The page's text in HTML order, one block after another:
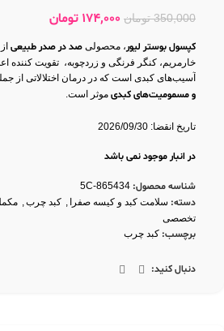
350,000 تومان 174,000 تومان
کپسول بوستر لیور ، محصولی صد در صدر طبیعی
خارمریم، کنگر فرنگی و زردچوبه، تقویت کننده
آسیب‌های کبدی است که در درمان اختلالاتی از
و مسمومیت‌های کبدی موثر است.
تاریخ انقضا: 2026/09/30
در انبار موجود نمی باشد
شناسه محصول: 5C-865434
دسته: سلامت کبد و کیسه صفرا , کبد چرب,
تخصصی
برچسب: کبد چرب
دنبال کنید: